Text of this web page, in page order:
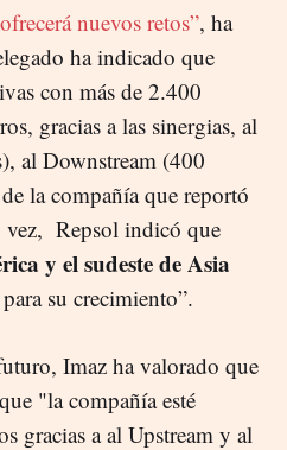
nuevos retos”, ha
ha indicado que
con más de 2.400
gracias a las sinergias, al
al Downstream (400
la compañía que reportó
Repsol indicó que
y el sudeste de Asia
para su crecimiento”.
Imaz ha valorado que
"la compañía esté
gracias a al Upstream y al